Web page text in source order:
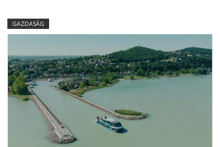
GAZDASÁG